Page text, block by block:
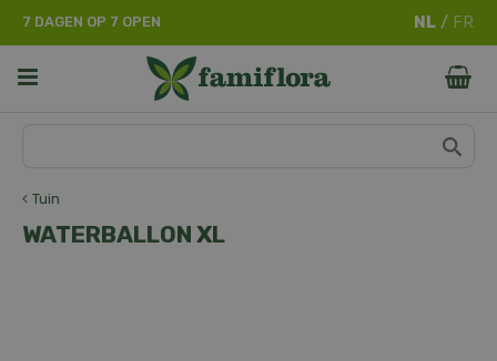
Tuin
7 DAGEN OP 7 OPEN
WATERBALLON XL